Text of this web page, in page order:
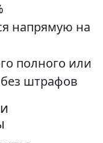
напрямую на
полного или
штрафов